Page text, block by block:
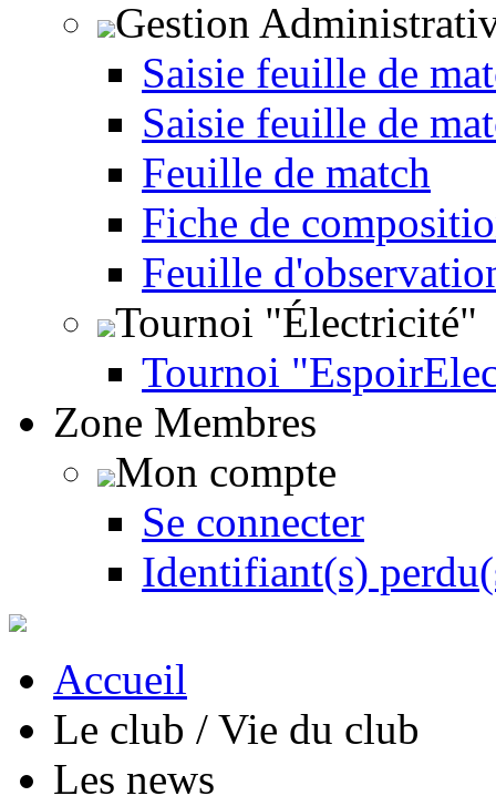
Gestion
Saisie feuille de
Saisie feuille de
Feuille de match
Fiche de
Feuille
Tournoi "Électricité"
Tournoi
Zone Membres
Mon compte
Se connecter
Identifiant(s)
Accueil
Le club / Vie du club
Les news